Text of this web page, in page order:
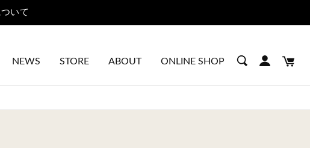
いて
NEWS STORE ABOUT ONLINE SHOP